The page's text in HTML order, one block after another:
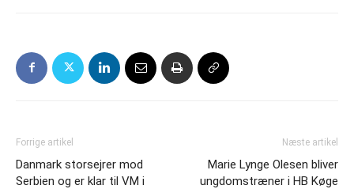
Forrige artikel
Danmark storsejrer mod
Serbien og er klar til VM i
Næste artikel
Marie Lynge Olesen bliver
ungdomstræner i HB Køge